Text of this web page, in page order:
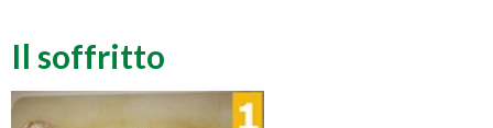
Il soffritto